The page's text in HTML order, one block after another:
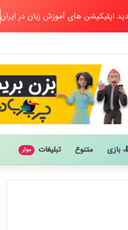
اپلیکیشن های آموزش زبان در ایران
بازی متنوع تبلیغات موثر